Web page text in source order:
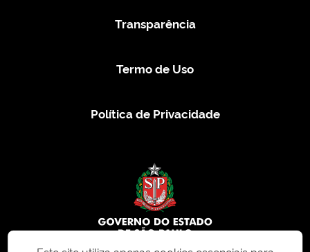
Transparência
Termo de Uso
Política de Privacidade